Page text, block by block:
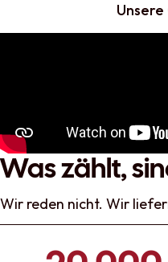
Was zählt,
Wir reden nicht. Wir